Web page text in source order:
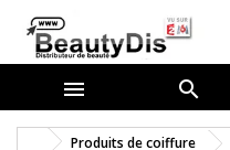
 
Produits de coiffure